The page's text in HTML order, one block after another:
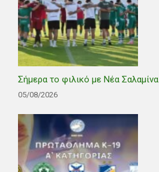
Σήμερα το φιλικό με Νέα Σαλαμίνα
05/08/2026